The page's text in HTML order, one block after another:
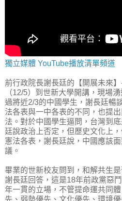
獨立媒體 YouTube播放清單頻道
前行政院長謝長廷的【開展未來
（12/5）到世新大學開講，現場
過將近2/3的中國學生，謝長廷暢
法各表與一中各表的不同，也提
法。對於中國學生逼問，台灣到
廷說政治上否定，但歷史文化上
憲法各表，謝長廷說，中國應該
議。
畢業的世新校友問到，和解共生
謝長廷回答，這是18年前政黨惡
年一貫的立場，不管提命運共同
先、弱勢優先、文化優先、環境